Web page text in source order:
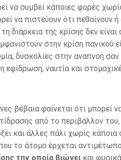
να συμβεί κάποιες φορές
να πιστεύουν ότι πεθαίνουν ή
της κρίσης δεν
στην κρίση πανικού
δυσκολίες στην αναπνοή σαν
ναυτία και
βέβαια φαίνεται ότι μπορεί
από το περιβάλλον
και άλλες πάλι χωρίς κάποια
το άτομο έρχεται
την οποία βιώνει και φυσικά